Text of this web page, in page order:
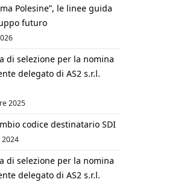
Polesine”, le linee guida
futuro
di selezione per la nomina
delegato di AS2 s.r.l.
2025
codice destinatario SDI
di selezione per la nomina
delegato di AS2 s.r.l.